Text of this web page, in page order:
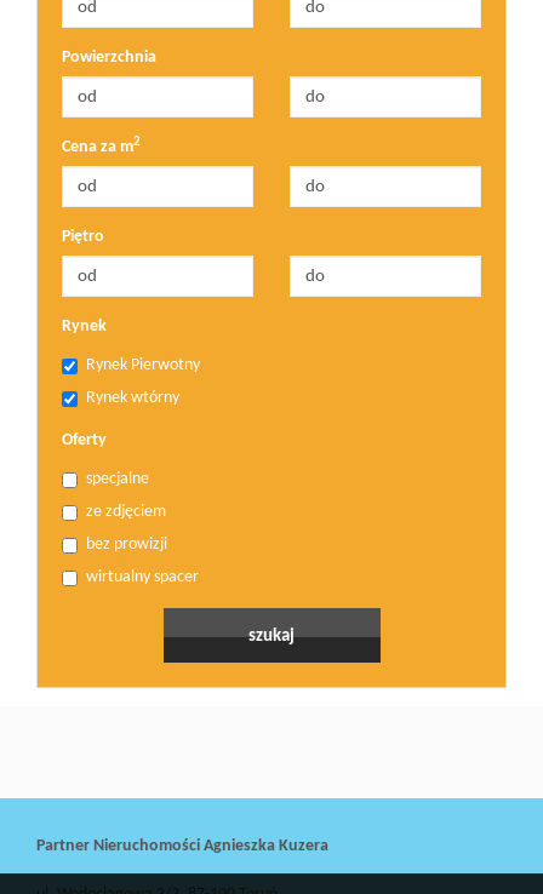
Powierzchnia
Cena za m2
Piętro
Rynek
Rynek Pierwotny
Rynek wtórny
Oferty
specjalne
ze zdjęciem
bez prowizji
wirtualny spacer
Partner Nieruchomości Agnieszka Kuzera